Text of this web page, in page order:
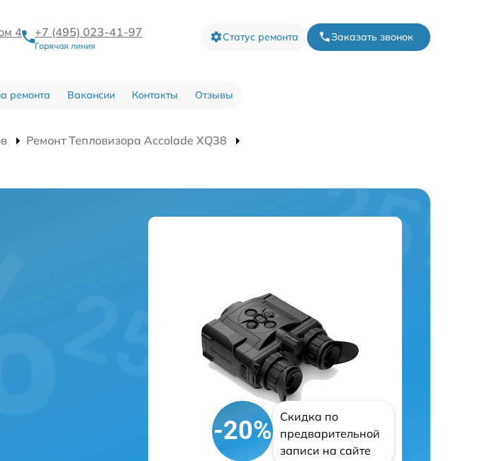
4 +7 (495) 023-41-97
Горячая линия
Статус ремонта Заказать звонок
ремонта Вакансии Контакты Отзывы
Ремонт Тепловизора Accolade XQ38
-20%
Скидка по
предварительной
записи на сайте